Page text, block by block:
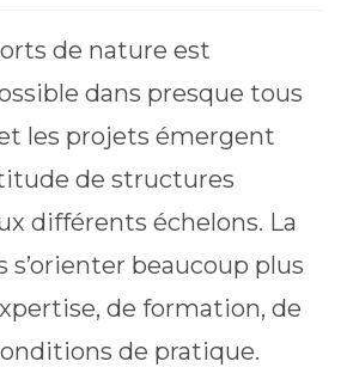
de nature est
dans presque tous
les projets émergent
de structures
différents échelons. La
s’orienter beaucoup plus
de formation, de
de pratique.